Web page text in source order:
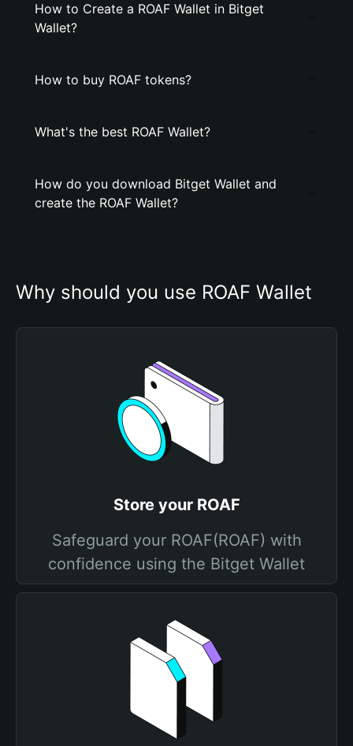
How to Create a ROAF Wallet in Bitget
Wallet?
How to buy ROAF tokens?
What's the best ROAF Wallet?
How do you download Bitget Wallet and
create the ROAF Wallet?
Why should you use ROAF Wallet
Store your ROAF
Safeguard your ROAF(ROAF) with
confidence using the Bitget Wallet